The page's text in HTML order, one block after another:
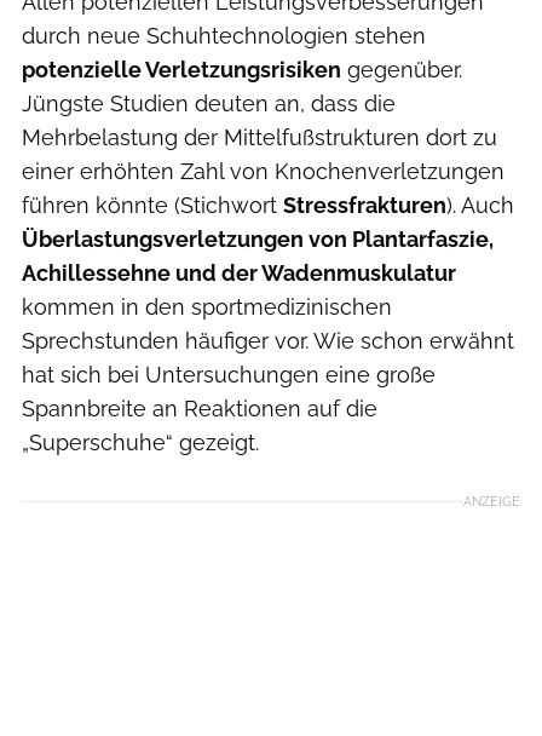
durch neue Schuhtechnologien stehen
potenzielle Verletzungsrisiken gegenüber.
Jüngste Studien deuten an, dass die
Mehrbelastung der Mittelfußstrukturen dort zu
einer erhöhten Zahl von Knochenverletzungen
führen könnte (Stichwort Stressfrakturen). Auch
Überlastungsverletzungen von Plantarfaszie,
Achillessehne und der Wadenmuskulatur
kommen in den sportmedizinischen
Sprechstunden häufiger vor. Wie schon erwähnt
hat sich bei Untersuchungen eine große
Spannbreite an Reaktionen auf die
„Superschuhe“ gezeigt.
ANZEIGE